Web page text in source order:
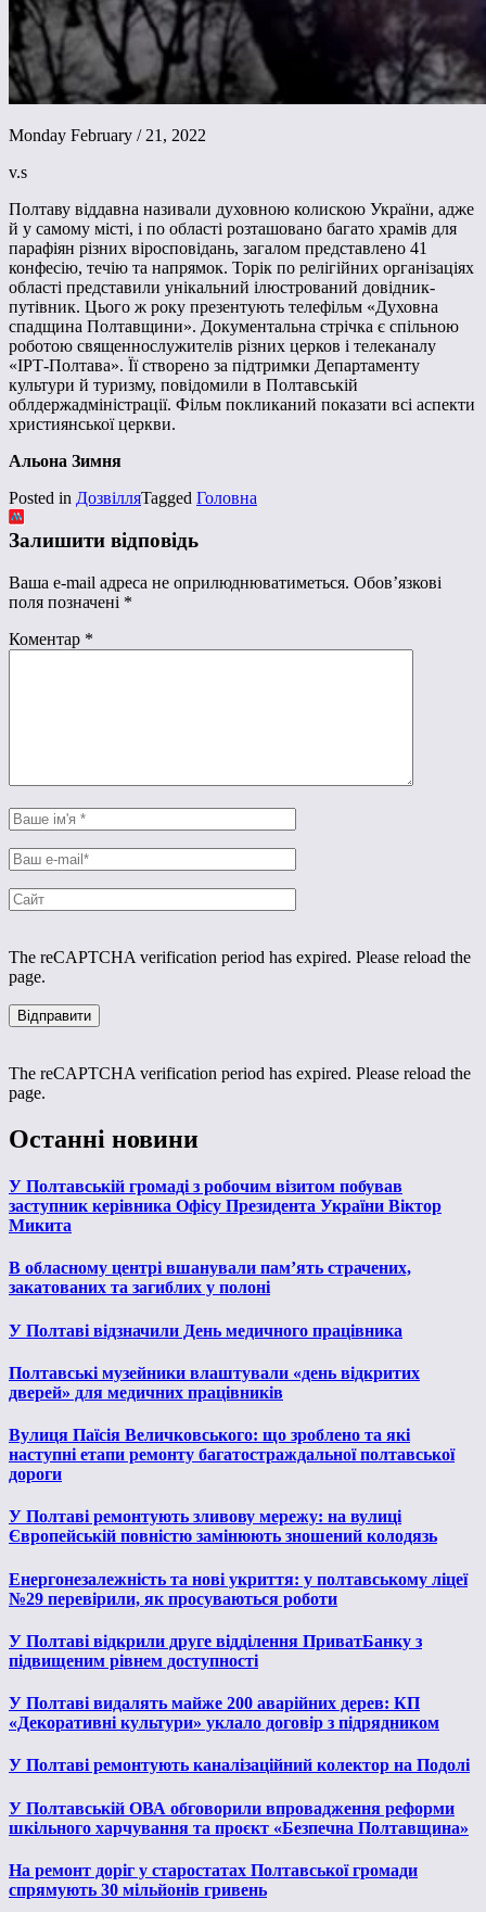
Monday February / 21, 2022
v.s
Полтаву віддавна називали духовною колискою України, адже
й у самому місті, і по області розташовано багато храмів для
парафіян різних віросповідань, загалом представлено 41
конфесію, течію та напрямок. Торік по релігійних організаціях
області представили унікальний ілюстрований довідник-
путівник. Цього ж року презентують телефільм «Духовна
спадщина Полтавщини». Документальна стрічка є спільною
роботою священнослужителів різних церков і телеканалу
«ІРТ-Полтава». Її створено за підтримки Департаменту
культури й туризму, повідомили в Полтавській
облдержадміністрації. Фільм покликаний показати всі аспекти
християнської церкви.
Альона Зимня
Posted in ДозвілляTagged Головна
Залишити відповідь
Ваша e-mail адреса не оприлюднюватиметься. Обов’язкові
поля позначені *
Коментар *
The reCAPTCHA verification period has expired. Please reload the
page.
The reCAPTCHA verification period has expired. Please reload the
page.
Останні новини
У Полтавській громаді з робочим візитом побував
заступник керівника Офісу Президента України Віктор
Микита
В обласному центрі вшанували пам’ять страчених,
закатованих та загиблих у полоні
У Полтаві відзначили День медичного працівника
Полтавські музейники влаштували «день відкритих
дверей» для медичних працівників
Вулиця Паїсія Величковського: що зроблено та які
наступні етапи ремонту багатостраждальної полтавської
дороги
У Полтаві ремонтують зливову мережу: на вулиці
Європейській повністю замінюють зношений колодязь
Енергонезалежність та нові укриття: у полтавському ліцеї
№29 перевірили, як просуваються роботи
У Полтаві відкрили друге відділення ПриватБанку з
підвищеним рівнем доступності
У Полтаві видалять майже 200 аварійних дерев: КП
«Декоративні культури» уклало договір з підрядником
У Полтаві ремонтують каналізаційний колектор на Подолі
У Полтавській ОВА обговорили впровадження реформи
шкільного харчування та проєкт «Безпечна Полтавщина»
На ремонт доріг у старостатах Полтавської громади
спрямують 30 мільйонів гривень